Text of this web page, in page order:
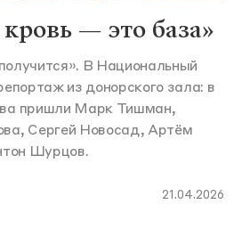
— это база»
В Национальный
из донорского зала: в
пришли Марк Тишман,
Сергей Новосад, Артём
Шурцов.
21.04.2026